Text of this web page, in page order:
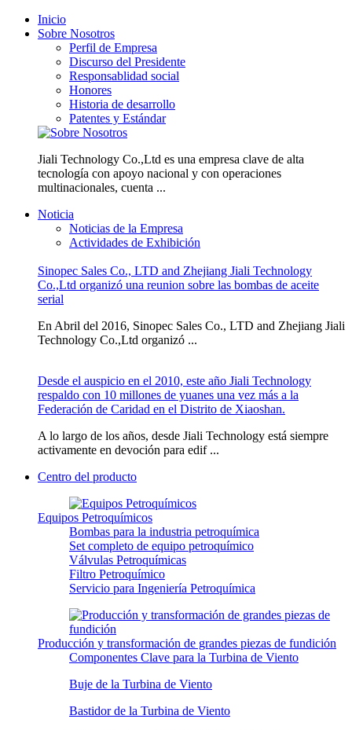
Inicio
Sobre Nosotros
Perfil de Empresa
Discurso del Presidente
Responsablidad social
Honores
Historia de desarrollo
Patentes y Estándar
Jiali Technology Co.,Ltd es una empresa clave de alta
tecnología con apoyo nacional y con operaciones
multinacionales, cuenta ...
Noticia
Noticias de la Empresa
Actividades de Exhibición
Sinopec Sales Co., LTD and Zhejiang Jiali Technology
Co.,Ltd organizó una reunion sobre las bombas de aceite
serial
En Abril del 2016, Sinopec Sales Co., LTD and Zhejiang Jiali
Technology Co.,Ltd organizó ...
Desde el auspicio en el 2010, este año Jiali Technology
respaldo con 10 millones de yuanes una vez más a la
Federación de Caridad en el Distrito de Xiaoshan.
A lo largo de los años, desde Jiali Technology está siempre
activamente en devoción para edif ...
Centro del producto
Equipos Petroquímicos
Bombas para la industria petroquímica
Set completo de equipo petroquímico
Válvulas Petroquímicas
Filtro Petroquímico
Servicio para Ingeniería Petroquímica
Producción y transformación de grandes piezas de fundición
Componentes Clave para la Turbina de Viento
Buje de la Turbina de Viento
Bastidor de la Turbina de Viento